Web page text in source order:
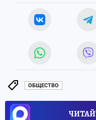
ОБЩЕСТВО